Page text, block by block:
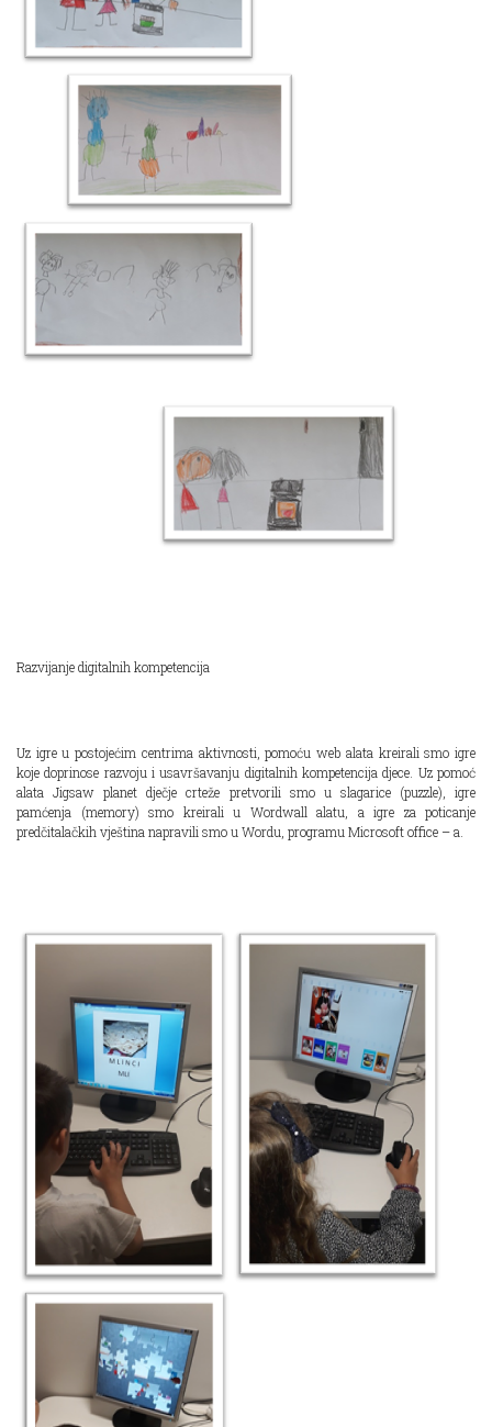
Razvijanje digitalnih kompetencija
Uz igre u postojećim centrima aktivnosti, pomoću web alata kreirali smo igre
koje doprinose razvoju i usavršavanju digitalnih kompetencija djece. Uz pomoć
alata Jigsaw planet dječje crteže pretvorili smo u slagarice (puzzle), igre
pamćenja (memory) smo kreirali u Wordwall alatu, a igre za poticanje
predčitalačkih vještina napravili smo u Wordu, programu Microsoft office – a.